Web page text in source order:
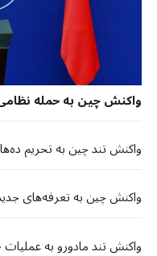
واکنش چین به حمله نظامی
واکنش تند چین به تحریم
واکنش چین به تعرفه‌های
واکنش تند مادورو به عملیات